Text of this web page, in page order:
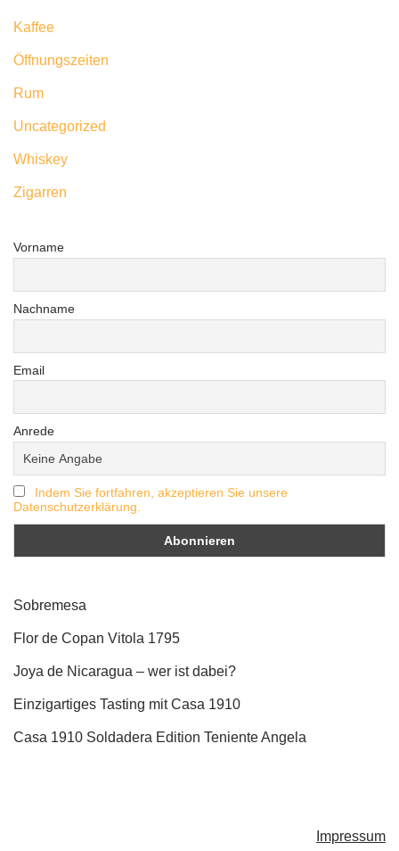
Kaffee
Öffnungszeiten
Rum
Uncategorized
Whiskey
Zigarren
Vorname
Nachname
Email
Anrede
Indem Sie fortfahren, akzeptieren Sie unsere
Datenschutzerklärung.
Sobremesa
Flor de Copan Vitola 1795
Joya de Nicaragua – wer ist dabei?
Einzigartiges Tasting mit Casa 1910
Casa 1910 Soldadera Edition Teniente Angela
Impressum